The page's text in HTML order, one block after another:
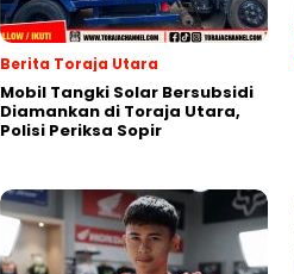
Berita Toraja Utara
Mobil Tangki Solar Bersubsidi
Diamankan di Toraja Utara,
Polisi Periksa Sopir